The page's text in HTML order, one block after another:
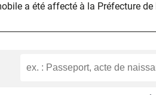
a été affecté à la Préfecture de